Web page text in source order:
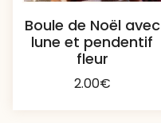
Boule de Noël avec
lune et pendentif
fleur
2.00€